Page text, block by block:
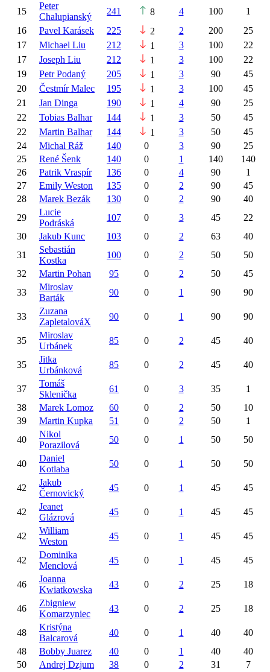
15
Peter
Chalupianský
241 8 4 100
1
16
Pavel Karásek 225 2 2 200
25
17
Michael Liu 212 1 3 100
22
17
Joseph Liu 212 1 3 100
22
19
Petr Podaný 205 1 3 90
45
20
Čestmír Malec 195 1 3 100
45
21
Jan Dinga 190 1 4 90
25
22
Tobias Balhar 144 1 3 50
45
22
Martin Balhar 144 1 3 50
45
24
Michal Ráž 140 0 3 90
25
25
René Šenk 140 0 1 140
140
26
Patrik Vraspír 136 0 4 90
1
27
Emily Weston 135 0 2 90
45
28
Marek Bezák 130 0 2 90
40
29
Lucie
Podráská
107 0 3 45
22
30
Jakub Kunc 103 0 2 63
40
31
Sebastián
Kostka
100 0 2 50
50
32
Martin Pohan 95 0 2 50
45
33
Miroslav
Barták
90 0 1 90 90
33
Zuzana
ZapletalováX
90 0 1 90 90
35
Miroslav
Urbánek
85 0 2 45 40
35
Jitka
Urbánková
85 0 2 45 40
37
Tomáš
Sklenička
61 0 3 35
1
38
Marek Lomoz 60 0 2 50
10
39
Martin Kupka 51 0 2 50
1
40
Nikol
Porazilová
50 0 1 50 50
40
Daniel
Kotlaba
50 0 1 50 50
42
Jakub
Černovický
45 0 1 45 45
42
Jeanet
Glázrová
45 0 1 45 45
42
William
Weston
45 0 1 45 45
42
Dominika
Menclová
45 0 1 45 45
46
Joanna
Kwiatkowska
43 0 2 25 18
46
Zbigniew
Komarzyniec
43 0 2 25 18
48
Kristýna
Balcarová
40 0 1 40
40
48
Bobby Juarez 40 0 1 40
40
50
Andrej Dzjum 38 0 2 31
7